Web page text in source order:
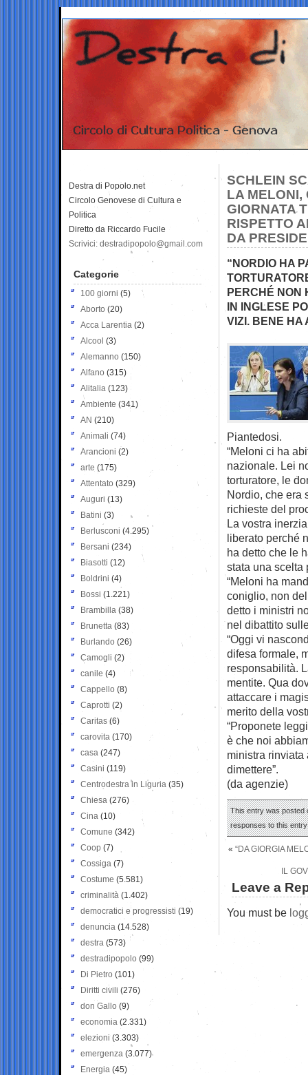
SCHLEIN
LA MELONI,
GIORNATA
RISPETTO
DA
“NORDIO HA
PERCHÉ NON
IN INGLESE
VIZI. BENE HA
Piantedosi.
“Meloni ci ha
nazionale. Lei
torturatore, le
Nordio, che era
richieste del
La vostra
liberato perché
ha detto che le
stata una scelta
“Meloni ha
coniglio, non
detto i ministri
nel dibattito
“Oggi vi
difesa formale,
responsabilità.
mentite. Qua
attaccare i
merito della
“Proponete
è che noi
ministra rinviata
dimettere”.
(da agenzie)
This entry was posted
responses to this
« “DA GIORGIA
IL
Leave a
You must be
Destra di Popolo.net
Circolo Genovese di Cultura e
Politica
Diretto da Riccardo Fucile
Scrivici: destradipopolo@gmail.com
Categorie
100 giorni (5)
Aborto (20)
Acca Larentia (2)
Alcool (3)
Alemanno (150)
Alfano (315)
Alitalia (123)
Ambiente (341)
AN (210)
Animali (74)
Arancioni (2)
arte (175)
Attentato (329)
Auguri (13)
Batini (3)
Berlusconi (4.295)
Bersani (234)
Biasotti (12)
Boldrini (4)
Bossi (1.221)
Brambilla (38)
Brunetta (83)
Burlando (26)
Camogli (2)
canile (4)
Cappello (8)
Caprotti (2)
Caritas (6)
carovita (170)
casa (247)
Casini (119)
Centrodestra in Liguria (35)
Chiesa (276)
Cina (10)
Comune (342)
Coop (7)
Cossiga (7)
Costume (5.581)
criminalità (1.402)
democratici e progressisti (19)
denuncia (14.528)
destra (573)
destradipopolo (99)
Di Pietro (101)
Diritti civili (276)
don Gallo (9)
economia (2.331)
elezioni (3.303)
emergenza (3.077)
Energia (45)